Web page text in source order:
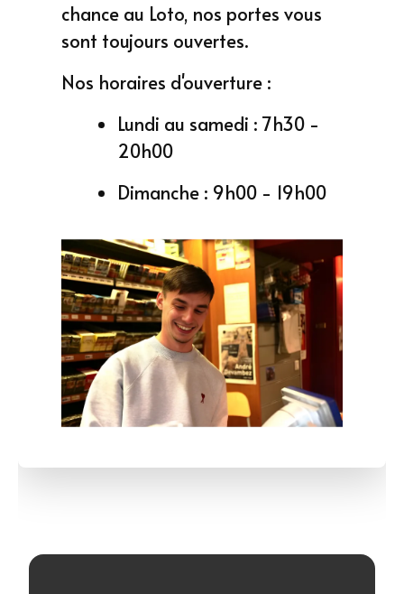
chance au Loto, nos portes vous
sont toujours ouvertes.
Nos horaires d'ouverture :
Lundi au samedi : 7h30 -
20h00
Dimanche : 9h00 - 19h00